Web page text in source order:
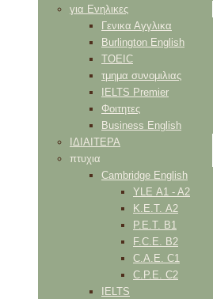
για Ενηλικες
Γενικα Αγγλικα
Burlington English
TOEIC
τμημα συνομιλιας
IELTS Premier
Φοιτητες
Business English
ΙΔΙΑΙΤΕΡΑ
πτυχια
Cambridge English
YLE Α1 - Α2
K.E.T. Α2
P.E.T. Β1
F.C.E. Β2
C.A.E. C1
C.P.E. C2
IELTS